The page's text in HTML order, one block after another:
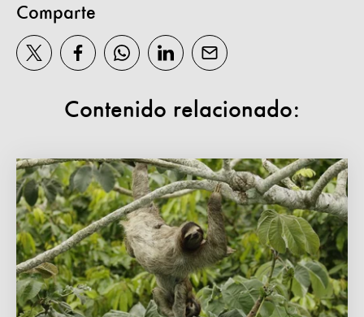
Comparte
Contenido relacionado: